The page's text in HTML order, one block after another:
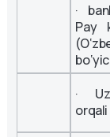
·
Pay
·